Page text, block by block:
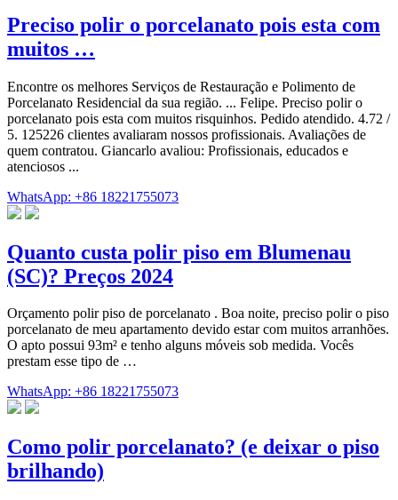
Preciso polir o porcelanato pois esta com
muitos …
Encontre os melhores Serviços de Restauração e Polimento de
Porcelanato Residencial da sua região. ... Felipe. Preciso polir o
porcelanato pois esta com muitos risquinhos. Pedido atendido. 4.72 /
5. 125226 clientes avaliaram nossos profissionais. Avaliações de
quem contratou. Giancarlo avaliou: Profissionais, educados e
atenciosos ...
WhatsApp: +86 18221755073
Quanto custa polir piso em Blumenau
(SC)? Preços 2024
Orçamento polir piso de porcelanato . Boa noite, preciso polir o piso
porcelanato de meu apartamento devido estar com muitos arranhões.
O apto possui 93m² e tenho alguns móveis sob medida. Vocês
prestam esse tipo de …
WhatsApp: +86 18221755073
Como polir porcelanato? (e deixar o piso
brilhando)